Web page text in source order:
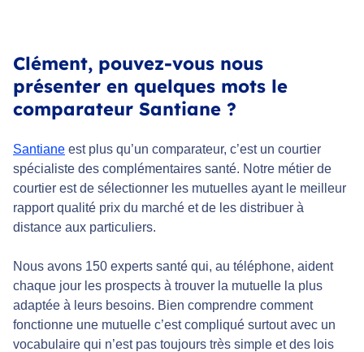
Clément, pouvez-vous nous
présenter en quelques mots le
comparateur Santiane ?
Santiane est plus qu’un comparateur, c’est un courtier
spécialiste des complémentaires santé. Notre métier de
courtier est de sélectionner les mutuelles ayant le meilleur
rapport qualité prix du marché et de les distribuer à
distance aux particuliers.
Nous avons 150 experts santé qui, au téléphone, aident
chaque jour les prospects à trouver la mutuelle la plus
adaptée à leurs besoins. Bien comprendre comment
fonctionne une mutuelle c’est compliqué surtout avec un
vocabulaire qui n’est pas toujours très simple et des lois